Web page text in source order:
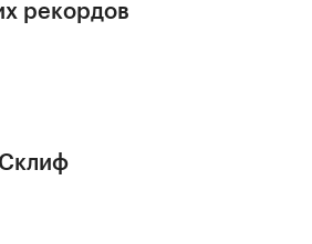
рекордов